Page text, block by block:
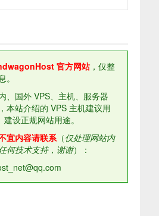
官方网站，仅整
、国外 VPS、主机、服务器
，本站介绍的 VPS 主机建议用
设正规网站用途。
宜内容请联系（仅处理网站内
何技术支持，谢谢）：